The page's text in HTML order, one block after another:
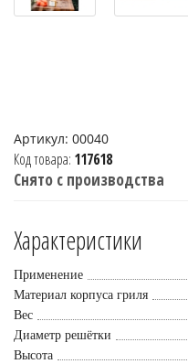
Артикул: 00040
Код товара: 117618
Снято с производства
Характеристики
Применение
Материал корпуса гриля
Вес
Диаметр решётки
Высота